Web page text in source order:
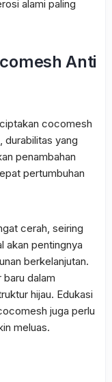
alami paling
Anti
cocomesh
durabilitas yang
penambahan
pertumbuhan
cerah, seiring
akan pentingnya
berkelanjutan.
dalam
hijau. Edukasi
juga perlu
meluas.